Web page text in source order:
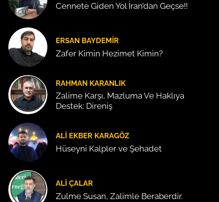
Cennete Giden Yol İran’dan Geçse!!
ERSAN BAYDEMIR
Zafer Kimin Hezimet Kimin?
RAHMAN KARANLIK
Zalime Karşı, Mazluma Ve Haklıya
Destek: Direniş
ALI EKBER KARAGÖZ
Hüseyni Kalpler ve Şehadet
ALI ÇALAR
Zulme Susan, Zalimle Beraberdir.